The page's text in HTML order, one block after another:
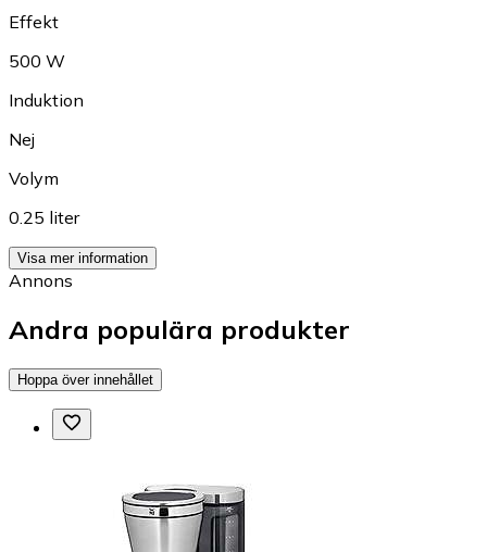
Effekt
500 W
Induktion
Nej
Volym
0.25 liter
Visa mer information
Annons
Andra populära produkter
Hoppa över innehållet